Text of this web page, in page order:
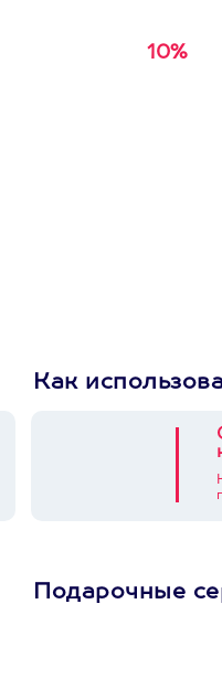
10%
Как
Подарочные